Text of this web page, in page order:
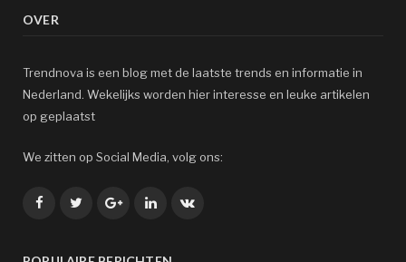
OVER
Trendnova is een blog met de laatste trends en informatie in
Nederland. Wekelijks worden hier interesse en leuke artikelen
op geplaatst
We zitten op Social Media, volg ons:
FacebookTwitterGoogle+LinkedInVK